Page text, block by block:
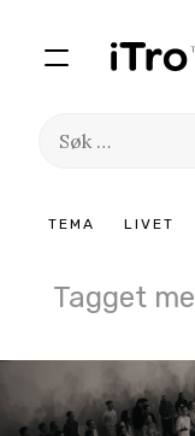
TEMA LIVET
Søk
Tagget